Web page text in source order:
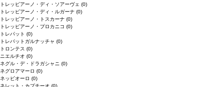
トレッビアーノ・ディ・ソアーヴェ (0)
トレッビアーノ・ディ・ルガーナ (0)
トレッビアーノ・トスカーナ (0)
トレッビアーノ・プロカニコ (0)
トレパット (0)
トレパットガルナッチャ (0)
トロンテス (0)
ニエルチオ (0)
ネグル・デ・ドラガシャニ (0)
ネグロアマーロ (0)
ネッビオーロ (0)